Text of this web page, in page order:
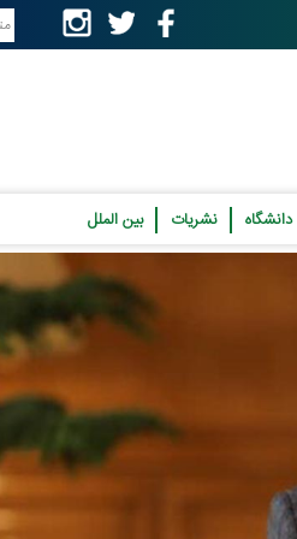
نشریات بین الملل
رویداد